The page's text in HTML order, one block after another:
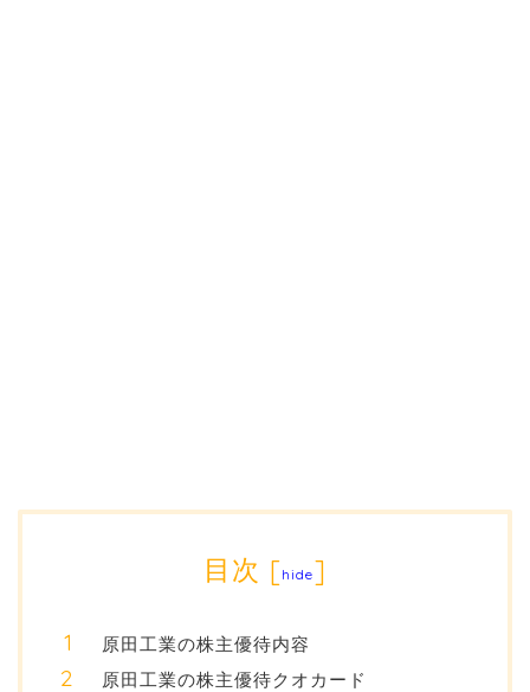
目次 [hide]
原田工業の株主優待内容
原田工業の株主優待クオカード